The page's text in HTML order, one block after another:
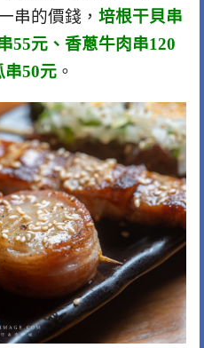
串的價錢， 培根干貝串
55元、香蔥牛肉串120
串50元。